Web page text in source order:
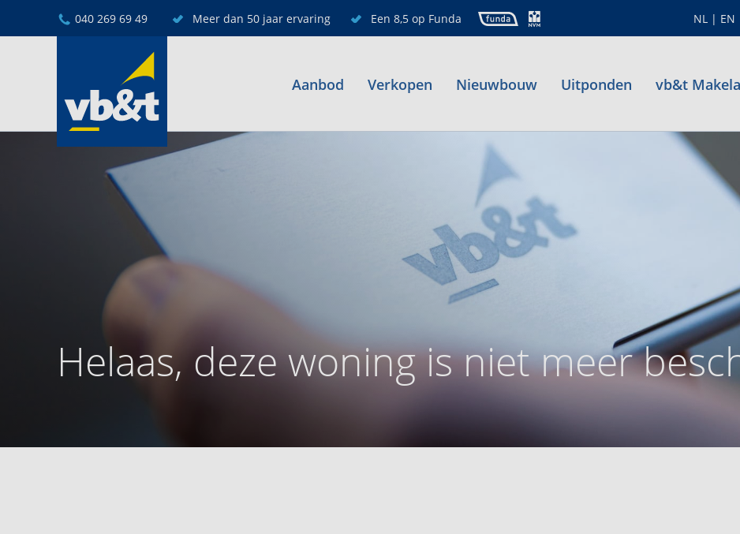
040 269 69 49 Meer dan 50 jaar ervaring Een 8,5 op Funda NL | EN
Aanbod Verkopen Nieuwbouw Uitponden vb&t
Helaas, deze woning is niet meer